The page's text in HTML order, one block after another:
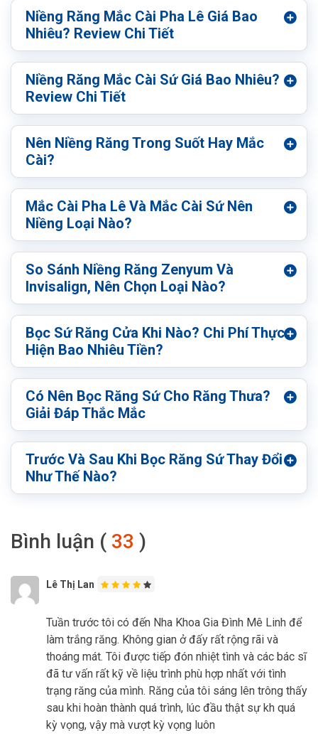
Niềng Răng Mắc Cài Pha Lê Giá Bao
Nhiêu? Review Chi Tiết
Niềng Răng Mắc Cài Sứ Giá Bao Nhiêu?
Review Chi Tiết
Nên Niềng Răng Trong Suốt Hay Mắc
Cài?
Mắc Cài Pha Lê Và Mắc Cài Sứ Nên
Niềng Loại Nào?
So Sánh Niềng Răng Zenyum Và
Invisalign, Nên Chọn Loại Nào?
Bọc Sứ Răng Cửa Khi Nào? Chi Phí Thực
Hiện Bao Nhiêu Tiền?
Có Nên Bọc Răng Sứ Cho Răng Thưa?
Giải Đáp Thắc Mắc
Trước Và Sau Khi Bọc Răng Sứ Thay Đổi
Như Thế Nào?
Bình luận ( 33 )
Lê Thị Lan
Tuần trước tôi có đến Nha Khoa Gia Đình Mê Linh để
làm trắng răng. Không gian ở đấy rất rộng rãi và
thoáng mát. Tôi được tiếp đón nhiệt tình và các bác sĩ
đã tư vấn rất kỹ về liệu trình phù hợp nhất với tình
trạng răng của mình. Răng của tôi sáng lên trông thấy
sau khi hoàn thành quá trình, lúc đầu thật sự kh quá
kỳ vọng, vậy mà vượt kỳ vọng luôn